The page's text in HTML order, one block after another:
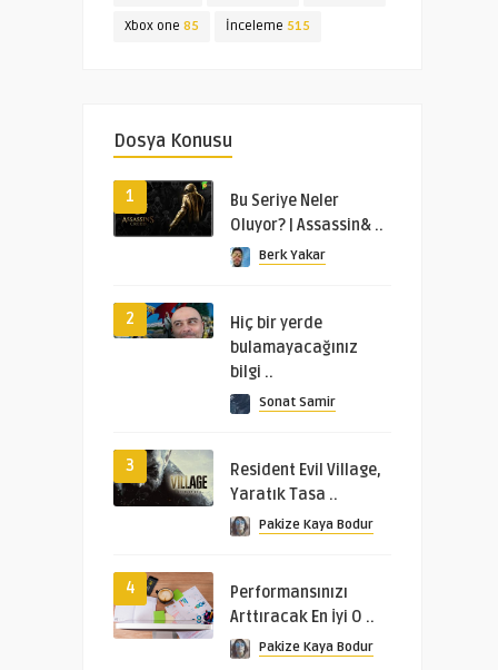
Xbox one 85 İnceleme 515
Dosya Konusu
1
Bu Seriye Neler
Oluyor? | Assassin& ..
Berk Yakar
2
Hiç bir yerde
bulamayacağınız
bilgi ..
Sonat Samir
3
Resident Evil Village,
Yaratık Tasa ..
Pakize Kaya Bodur
4
Performansınızı
Arttıracak En İyi O ..
Pakize Kaya Bodur